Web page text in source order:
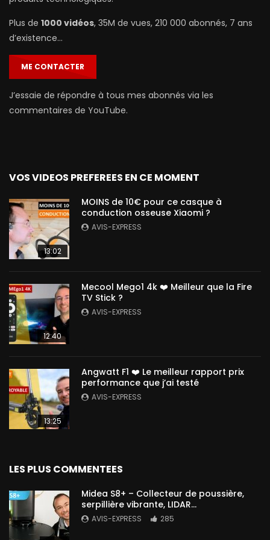
Plus de 1000 vidéos, 35M de vues, 210 000 abonnés, 7 ans
d’existence…
ME CONTACTER
J’essaie de répondre à tous mes abonnés via les
commentaires de YouTube.
VOS VIDEOS PREFEREES EN CE MOMENT
13:02
MOINS de 10€ pour ce casque à
conduction osseuse Xiaomi ?
AVIS-EXPRESS
12:40
Mecool Mego1 4k ❤️ Meilleur que la Fire
TV Stick ?
AVIS-EXPRESS
13:25
Angwatt F1 ❤️ Le meilleur rapport prix
performance que j’ai testé
AVIS-EXPRESS
LES PLUS COMMENTEES
Midea S8+ – Collecteur de poussière,
serpillière vibrante, LIDAR…
AVIS-EXPRESS 285